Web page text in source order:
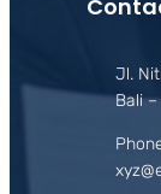
Jl.
Bali